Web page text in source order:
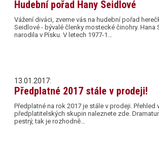
Hudební pořad Hany Seidlové
Vážení diváci, zveme vás na hudební pořad
Seidlové - bývalé členky mostecké činohry. Hana
narodila v Písku. V letech 1977-1…
13.01.2017:
Předplatné 2017 stále v prodeji!
Předplatné na rok 2017 je stále v prodeji. Přehled
předplatitelských skupin naleznete zde.
pestrý, tak je rozhodně…